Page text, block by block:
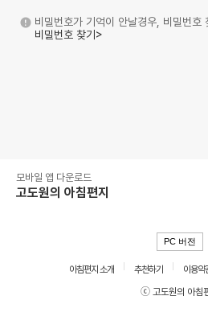
비밀번호가 기억이 안날경우, 비밀번호
비밀번호 찾기>
모바일 앱 다운로드
고도원의 아침편지
PC 버전
아침편지 소개 추천하기 이용약
ⓒ 고도원의 아침